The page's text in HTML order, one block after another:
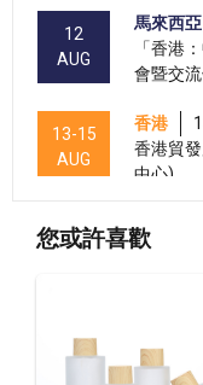
12
AUG
馬來西亞
「香港
會暨交
13-15
AUG
香港
香港貿
中心)
13-15
香港
香港貿
13-15
AUG
國際現
會議展覽
您或許喜歡